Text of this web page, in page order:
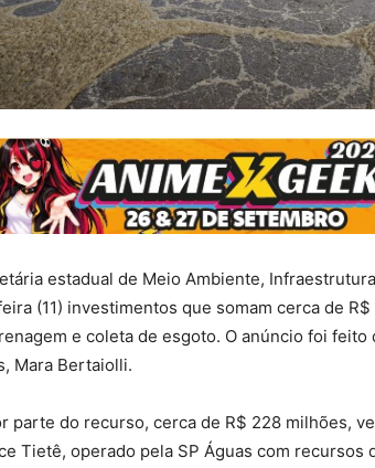
estadual de Meio Ambiente,
(11) investimentos que somam cerca de
e coleta de esgoto. O anúncio foi
Mara Bertaiolli.
parte do recurso, cerca de R$ 228 milhões,
Tietê, operado pela SP Águas com recursos